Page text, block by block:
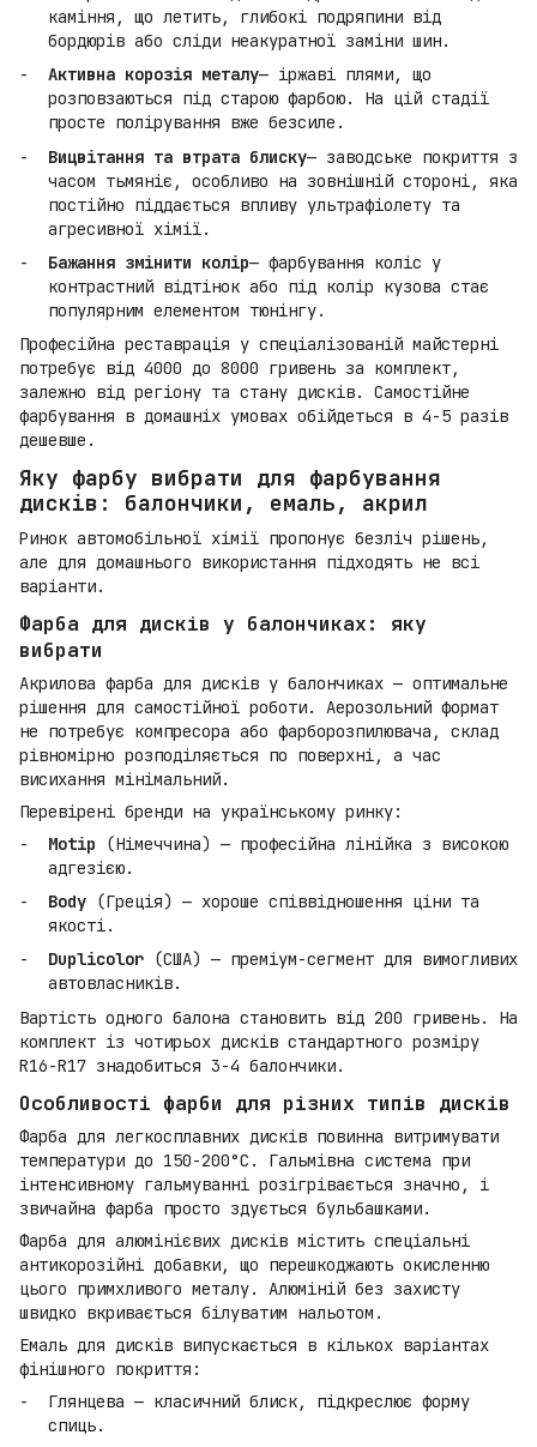
каміння, що летить, глибокі подряпини від
бордюрів або сліди неакуратної заміни шин.
Активна корозія металу— іржаві плями, що
розповзаються під старою фарбою. На цій стадії
просте полірування вже безсиле.
Вицвітання та втрата блиску— заводське покриття з
часом тьмяніє, особливо на зовнішній стороні, яка
постійно піддається впливу ультрафіолету та
агресивної хімії.
Бажання змінити колір— фарбування коліс у
контрастний відтінок або під колір кузова стає
популярним елементом тюнінгу.
Професійна реставрація у спеціалізованій майстерні
потребує від 4000 до 8000 гривень за комплект,
залежно від регіону та стану дисків. Самостійне
фарбування в домашніх умовах обійдеться в 4-5 разів
дешевше.
Яку фарбу вибрати для фарбування
дисків: балончики, емаль, акрил
Ринок автомобільної хімії пропонує безліч рішень,
але для домашнього використання підходять не всі
варіанти.
Фарба для дисків у балончиках: яку
вибрати
Акрилова фарба для дисків у балончиках — оптимальне
рішення для самостійної роботи. Аерозольний формат
не потребує компресора або фарборозпилювача, склад
рівномірно розподіляється по поверхні, а час
висихання мінімальний.
Перевірені бренди на українському ринку:
Motip (Німеччина) — професійна лінійка з високою
адгезією.
Body (Греція) — хороше співвідношення ціни та
якості.
Duplicolor (США) — преміум-сегмент для вимогливих
автовласників.
Вартість одного балона становить від 200 гривень. На
комплект із чотирьох дисків стандартного розміру
R16-R17 знадобиться 3-4 балончики.
Особливості фарби для різних типів дисків
Фарба для легкосплавних дисків повинна витримувати
температури до 150-200°C. Гальмівна система при
інтенсивному гальмуванні розігрівається значно, і
звичайна фарба просто здується бульбашками.
Фарба для алюмінієвих дисків містить спеціальні
антикорозійні добавки, що перешкоджають окисленню
цього примхливого металу. Алюміній без захисту
швидко вкривається білуватим нальотом.
Емаль для дисків випускається в кількох варіантах
фінішного покриття:
Глянцева — класичний блиск, підкреслює форму
спиць.